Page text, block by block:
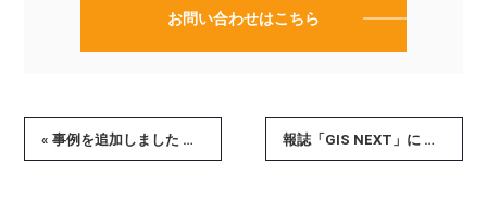
お問い合わせはこちら
« 事例を追加しました － AI開発のデータ不足を克服 | Image-to-Imageによるデータ拡張の可能性 報誌「GIS NEXT」に 執行役員 畠山の寄稿記事が掲載されました »